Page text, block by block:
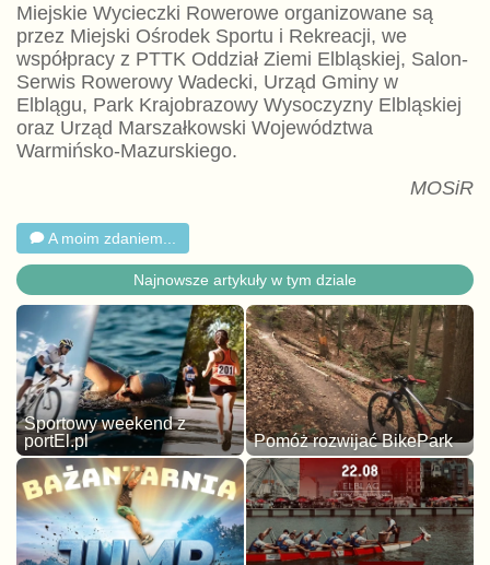
Miejskie Wycieczki Rowerowe organizowane są
przez Miejski Ośrodek Sportu i Rekreacji, we
współpracy z PTTK Oddział Ziemi Elbląskiej, Salon-
Serwis Rowerowy Wadecki, Urząd Gminy w
Elblągu, Park Krajobrazowy Wysoczyzny Elbląskiej
oraz Urząd Marszałkowski Województwa
Warmińsko-Mazurskiego.
MOSiR
A moim zdaniem...
Najnowsze artykuły w tym dziale
Sportowy weekend z
portEl.pl
Pomóż rozwijać BikePark